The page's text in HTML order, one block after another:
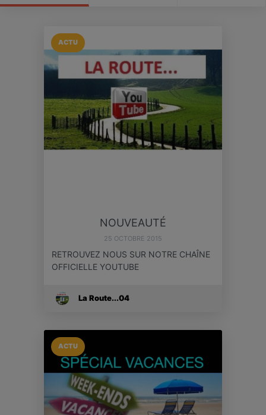
ACTU
NOUVEAUTÉ
25 OCTOBRE 2015
RETROUVEZ NOUS SUR NOTRE CHAÎNE
OFFICIELLE YOUTUBE
La Route...04
ACTU